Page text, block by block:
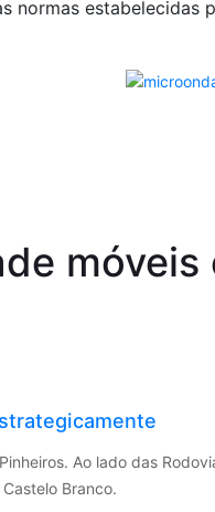
normas
móveis
Ao lado das
Branco.